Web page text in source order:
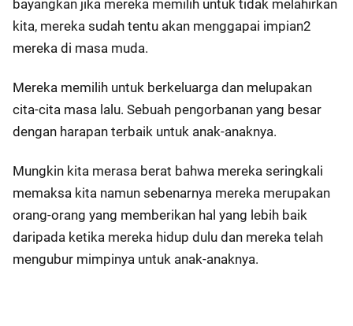
bayangkan jika mereka memilih untuk tidak melahirkan
kita, mereka sudah tentu akan menggapai impian2
mereka di masa muda.
Mereka memilih untuk berkeluarga dan melupakan
cita-cita masa lalu. Sebuah pengorbanan yang besar
dengan harapan terbaik untuk anak-anaknya.
Mungkin kita merasa berat bahwa mereka seringkali
memaksa kita namun sebenarnya mereka merupakan
orang-orang yang memberikan hal yang lebih baik
daripada ketika mereka hidup dulu dan mereka telah
mengubur mimpinya untuk anak-anaknya.